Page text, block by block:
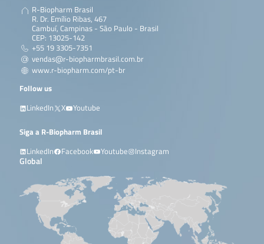
R-Biopharm Brasil
R. Dr. Emílio Ribas, 467
Cambuí, Campinas - São Paulo - Brasil
CEP: 13025-142
+55 19 3305-7351
vendas@r-biopharmbrasil.com.br
www.r-biopharm.com/pt-br
Follow us
LinkedIn
X Youtube
Siga a R-Biopharm Brasil
LinkedIn
Facebook Youtube Instagram
Global